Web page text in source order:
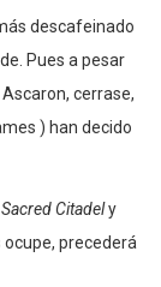
descafeinado
Pues a pesar
cerrase,
) han decido
Sacred Citadely
ocupe, precederá